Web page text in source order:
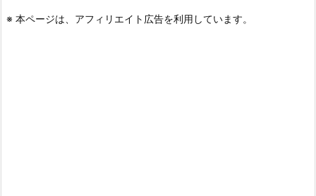
※ 本ページは、アフィリエイト広告を利用しています。